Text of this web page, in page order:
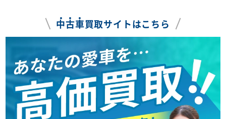
中古車買取サイトはこちら